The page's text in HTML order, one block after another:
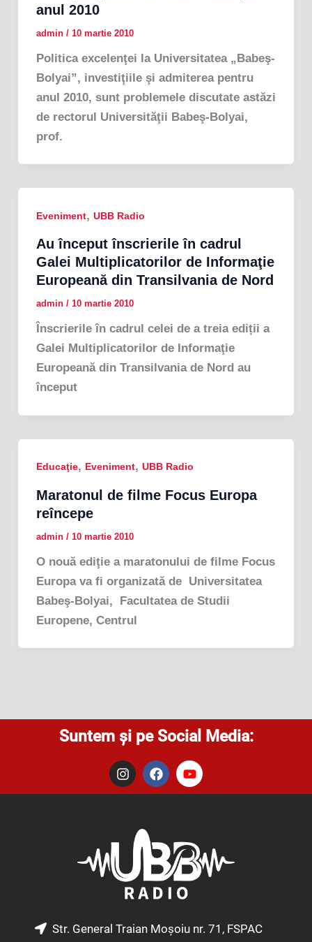
anul 2010
admin / 10 martie 2010
Politica excelenţei la Universitatea „Babeş-
Bolyai”, investiţiile şi admiterea pentru
anul 2010, sunt problemele discutate astăzi
de rectorul Universităţii Babeş-Bolyai,
prof.
Eveniment, UBB Radio
Au început înscrierile în cadrul
Galei Multiplicatorilor de Informaţie
Europeană din Transilvania de Nord
admin / 10 martie 2010
Înscrierile în cadrul celei de a treia ediții a
Galei Multiplicatorilor de Informaţie
Europeană din Transilvania de Nord au
început
Educaţie, Eveniment, UBB Radio
Maratonul de filme Focus Europa
reîncepe
admin / 10 martie 2010
O nouă ediţie a maratonului de filme Focus
Europa va fi organizată de Universitatea
Babeş-Bolyai, Facultatea de Studii
Europene, Centrul
Suntem și pe Social Media:
I
n
s
m
F
a
c
o
k
Y
o
u
e
Str. General Traian Moșoiu nr. 71, FSPAC